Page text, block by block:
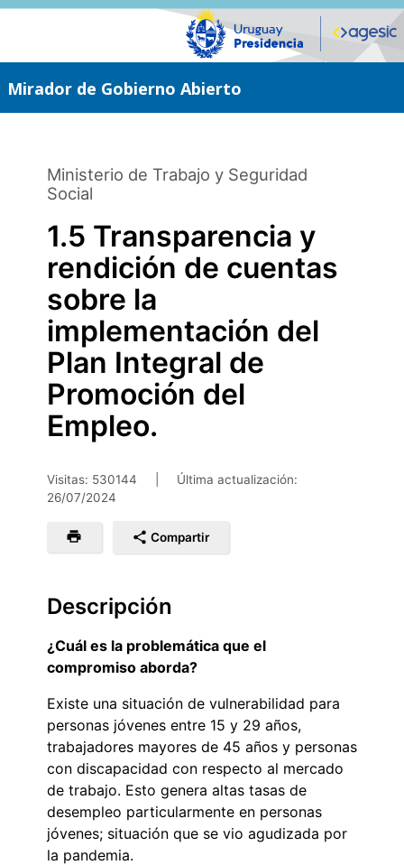
Saltar
Mirador de Gobierno Abierto
Ministerio de Trabajo y Seguridad
Social
1.5 Transparencia y
rendición de cuentas
sobre la
implementación del
Plan Integral de
Promoción del
Empleo.
Visitas: 530144
Última actualización:
26/07/2024
Compartir
Descripción
¿Cuál es la problemática que el
compromiso aborda?
Existe una situación de vulnerabilidad para
personas jóvenes entre 15 y 29 años,
trabajadores mayores de 45 años y personas
con discapacidad con respecto al mercado
de trabajo. Esto genera altas tasas de
desempleo particularmente en personas
jóvenes; situación que se vio agudizada por
la pandemia.